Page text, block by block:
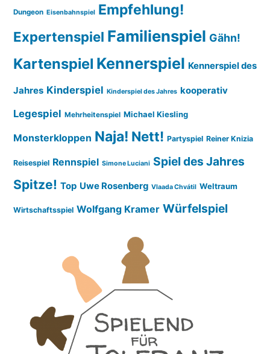
Dungeon Eisenbahnspiel Empfehlung!
Expertenspiel Familienspiel Gähn!
Kartenspiel Kennerspiel Kennerspiel des
Jahres Kinderspiel Kinderspiel des Jahres kooperativ
Legespiel Mehrheitenspiel Michael Kiesling
Monsterkloppen Naja! Nett! Partyspiel Reiner Knizia
Reisespiel Rennspiel Simone Luciani Spiel des Jahres
Spitze! Top Uwe Rosenberg Vlaada Chvátil Weltraum
Wirtschaftsspiel Wolfgang Kramer Würfelspiel